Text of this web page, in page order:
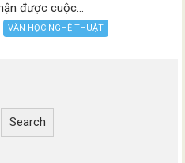
được cuộc...
VĂN HỌC NGHỆ THUẬT
Search